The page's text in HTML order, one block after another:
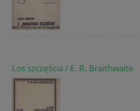
Los szczęścia / E. R. Braithwaite